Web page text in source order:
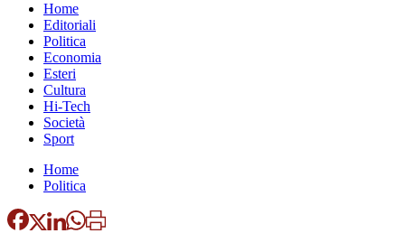
Home
Editoriali
Politica
Economia
Esteri
Cultura
Hi-Tech
Società
Sport
Home
Politica